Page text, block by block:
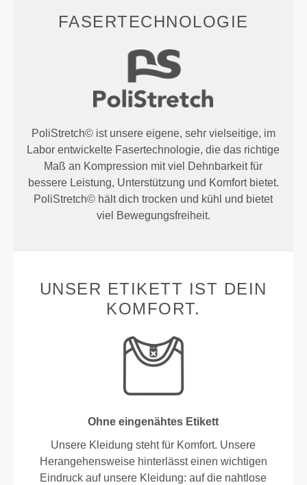
FASERTECHNOLOGIE
PoliStretch© ist unsere eigene, sehr vielseitige, im
Labor entwickelte Fasertechnologie, die das richtige
Maß an Kompression mit viel Dehnbarkeit für
bessere Leistung, Unterstützung und Komfort bietet.
PoliStretch© hält dich trocken und kühl und bietet
viel Bewegungsfreiheit.
UNSER ETIKETT IST DEIN
KOMFORT.
Ohne eingenähtes Etikett
Unsere Kleidung steht für Komfort. Unsere
Herangehensweise hinterlässt einen wichtigen
Eindruck auf unsere Kleidung: auf die nahtlose